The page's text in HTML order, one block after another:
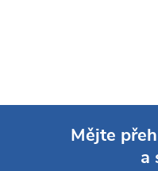
Mějte
a